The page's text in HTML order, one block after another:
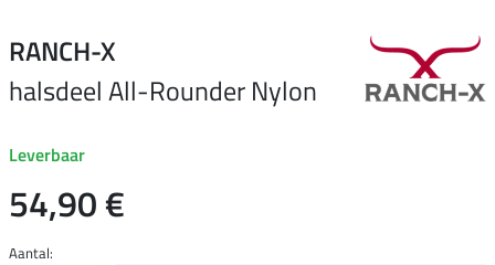
RANCH-X
halsdeel All-Rounder Nylon
Leverbaar
54,90 €
Aantal: